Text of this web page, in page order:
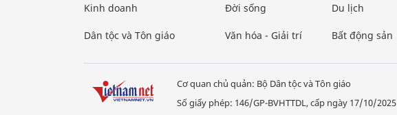
Kinh doanh
Dân tộc và Tôn giáo
Đời sống
Văn hóa - Giải trí
Du lịch
Bất động sản
Cơ quan chủ quản: Bộ Dân tộc và Tôn giáo
Số giấy phép: 146/GP-BVHTTDL, cấp ngày 17/10/2025